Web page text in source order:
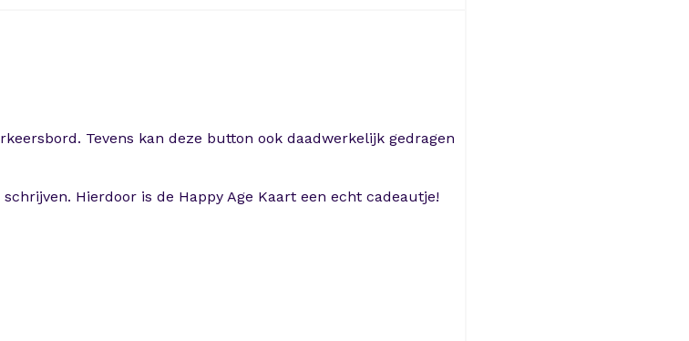
Tevens kan deze button ook daadwerkelijk gedragen
Hierdoor is de Happy Age Kaart een echt cadeautje!